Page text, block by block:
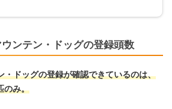
ンテン・ドッグの登録頭数
・ドッグの登録が確認できているのは、
のみ。